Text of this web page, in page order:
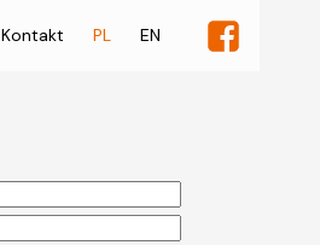
Kontakt PL EN